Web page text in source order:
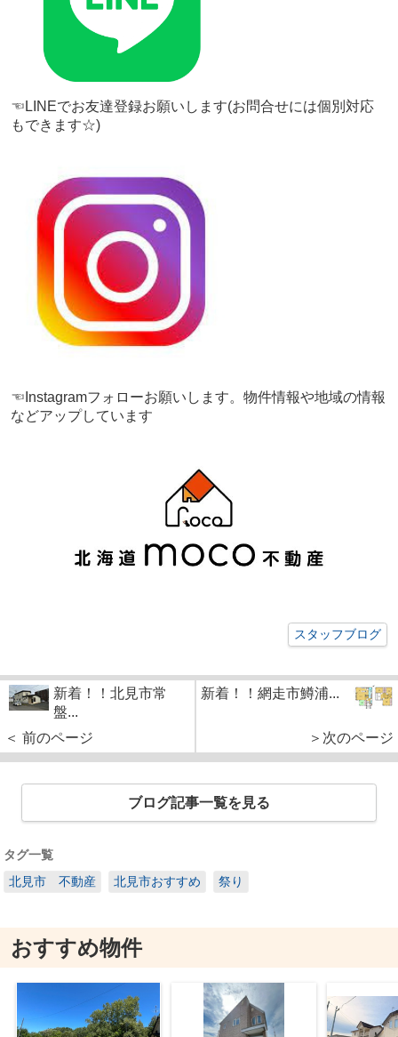
☜LINEでお友達登録お願いします(お問合せには個別対応
もできます☆)
☜Instagramフォローお願いします。物件情報や地域の情報
などアップしています
スタッフブログ
新着！！北見市常
盤...
＜ 前のページ
新着！！網走市鱒浦...
＞次のページ
ブログ記事一覧を見る
タグ一覧
北見市 不動産
北見市おすすめ 祭り
おすすめ物件